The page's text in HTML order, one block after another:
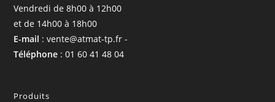
Vendredi de 8h00 à 12h00
et de 14h00 à 18h00
E-mail : vente@atmat-tp.fr -
Téléphone : 01 60 41 48 04
Produits